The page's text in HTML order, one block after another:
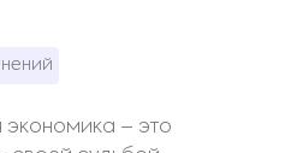
– это